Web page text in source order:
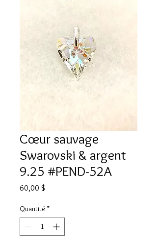
Cœur sauvage
Swarovski & argent
9.25 #PEND-52A
60,00 $
Quantité *